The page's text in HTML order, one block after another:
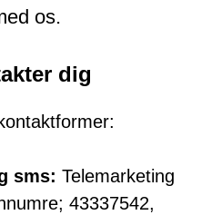
os.
dig
sms: Telemarketing
43337542,